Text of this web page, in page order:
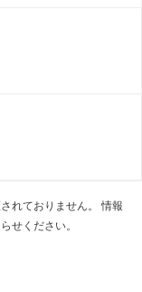
れておりません。 情報
せください。